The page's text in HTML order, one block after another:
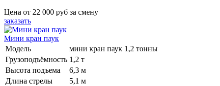
Цена от 22 000 руб за смену
заказать
Мини кран паук
Модель
мини кран паук 1,2 тонны
Грузоподъёмность 1,2 т
Высота подъема
6,3 м
Длина стрелы
5,1 м